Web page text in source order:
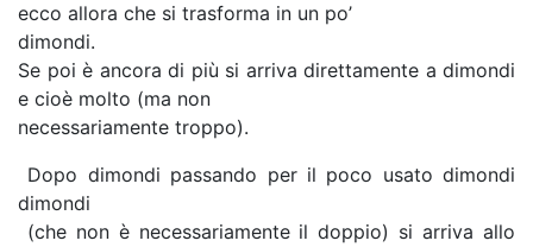
ecco allora che si trasforma in un po’
dimondi.
Se poi è ancora di più si arriva direttamente a dimondi
e cioè molto (ma non
necessariamente troppo).
Dopo dimondi passando per il poco usato dimondi
dimondi
(che non è necessariamente il doppio) si arriva allo